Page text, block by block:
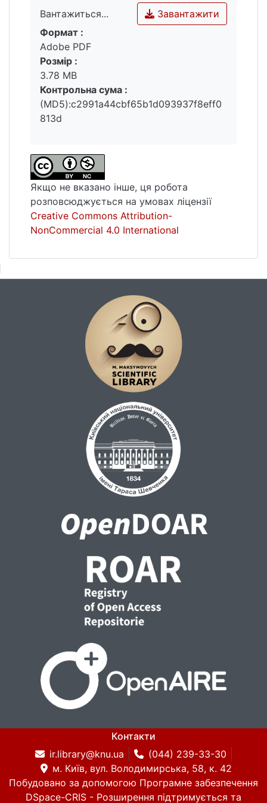
Вантажиться...
Вантажиться...
Завантажити
Формат :
Adobe PDF
Розмір :
3.78 MB
Контрольна сума :
(MD5):c2991a44cbf65b1d093937f8eff0
813d
Якщо не вказано інше, ця робота
розповсюджується на умовах ліцензії
Creative Commons Attribution-
NonCommercial 4.0 International
Контакти
ir.library@knu.ua
(044) 239-33-30
м. Київ, вул. Володимирська, 58, к. 42
Побудовано за допомогою Програмне забезпечення
DSpace-CRIS - Розширення підтримується та